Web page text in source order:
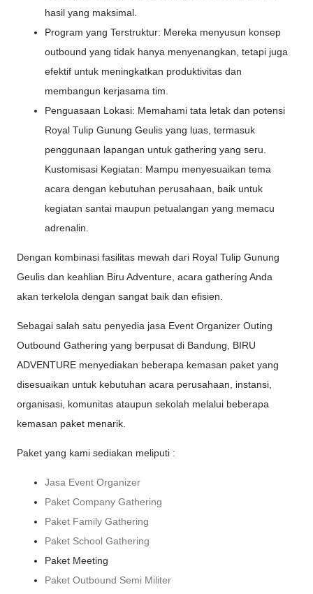
hasil yang maksimal.
Program yang Terstruktur: Mereka menyusun konsep
outbound yang tidak hanya menyenangkan, tetapi juga
efektif untuk meningkatkan produktivitas dan
membangun kerjasama tim.
Penguasaan Lokasi: Memahami tata letak dan potensi
Royal Tulip Gunung Geulis yang luas, termasuk
penggunaan lapangan untuk gathering yang seru.
Kustomisasi Kegiatan: Mampu menyesuaikan tema
acara dengan kebutuhan perusahaan, baik untuk
kegiatan santai maupun petualangan yang memacu
adrenalin.
Dengan kombinasi fasilitas mewah dari Royal Tulip Gunung
Geulis dan keahlian Biru Adventure, acara gathering Anda
akan terkelola dengan sangat baik dan efisien.
Sebagai salah satu penyedia jasa Event Organizer Outing
Outbound Gathering yang berpusat di Bandung, BIRU
ADVENTURE menyediakan beberapa kemasan paket yang
disesuaikan untuk kebutuhan acara perusahaan, instansi,
organisasi, komunitas ataupun sekolah melalui beberapa
kemasan paket menarik.
Paket yang kami sediakan meliputi :
Jasa Event Organizer
Paket Company Gathering
Paket Family Gathering
Paket School Gathering
Paket Meeting
Paket Outbound Semi Militer